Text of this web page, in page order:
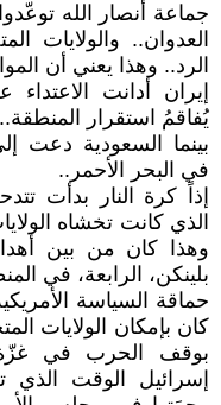
جماعة أنصار الله
العدوان.. والولايات
الرد.. وهذا يعني أن
إيران أدانت
يُفاقمُ استقرار المنطقة..
بينما السعودية دعت
في البحر الأحمر..
إذاً كرة النار بدأت
الذي كانت تخشاه
وهذا كان من بين
بلينكن، الرابعة، في
حماقة السياسة
كان بإمكان الولايات
بوقف الحرب في
إسرائيل الوقت الذي